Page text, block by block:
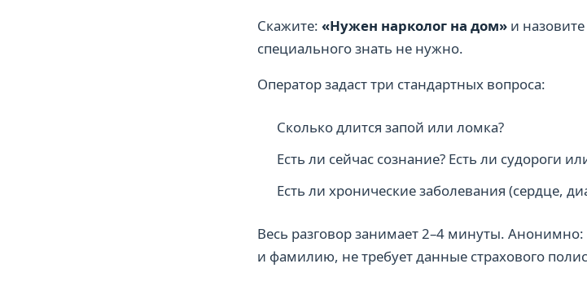
Скажите: «Нужен нарколог на дом» и
специального знать не нужно.
Оператор задаст три стандартных вопроса:
Сколько длится запой или ломка?
Есть ли сейчас сознание? Есть ли судороги
Есть ли хронические заболевания (сердце,
Весь разговор занимает 2–4 минуты.
и фамилию, не требует данные страхового